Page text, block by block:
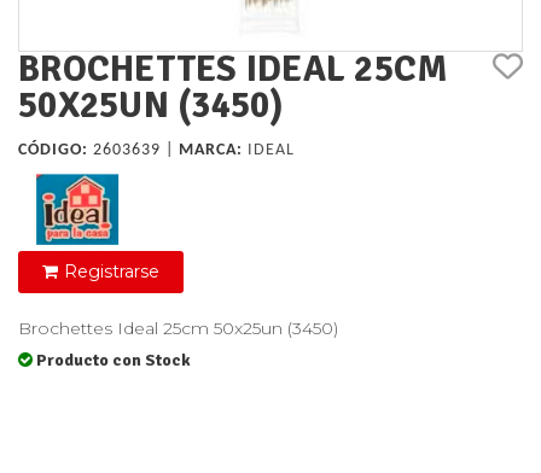
BROCHETTES IDEAL 25CM
50X25UN (3450)
CÓDIGO: 2603639 | MARCA: IDEAL
Registrarse
Brochettes Ideal 25cm 50x25un (3450)
Producto con Stock